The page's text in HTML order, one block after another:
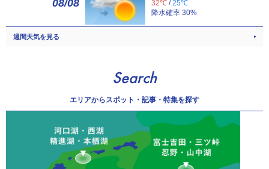
08/08
32℃ /25℃
降水確率 30%
週間天気を見る
Search
エリアから スポット・記事・特集を探す